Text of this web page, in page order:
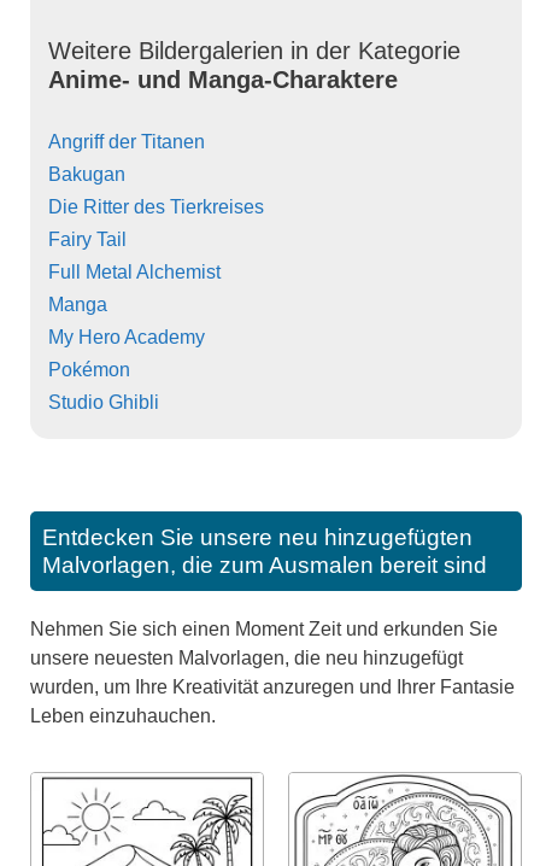
Weitere Bildergalerien in der Kategorie
Anime- und Manga-Charaktere
Angriff der Titanen
Bakugan
Die Ritter des Tierkreises
Fairy Tail
Full Metal Alchemist
Manga
My Hero Academy
Pokémon
Studio Ghibli
Entdecken Sie unsere neu hinzugefügten
Malvorlagen, die zum Ausmalen bereit sind
Nehmen Sie sich einen Moment Zeit und erkunden Sie
unsere neuesten Malvorlagen, die neu hinzugefügt
wurden, um Ihre Kreativität anzuregen und Ihrer Fantasie
Leben einzuhauchen.